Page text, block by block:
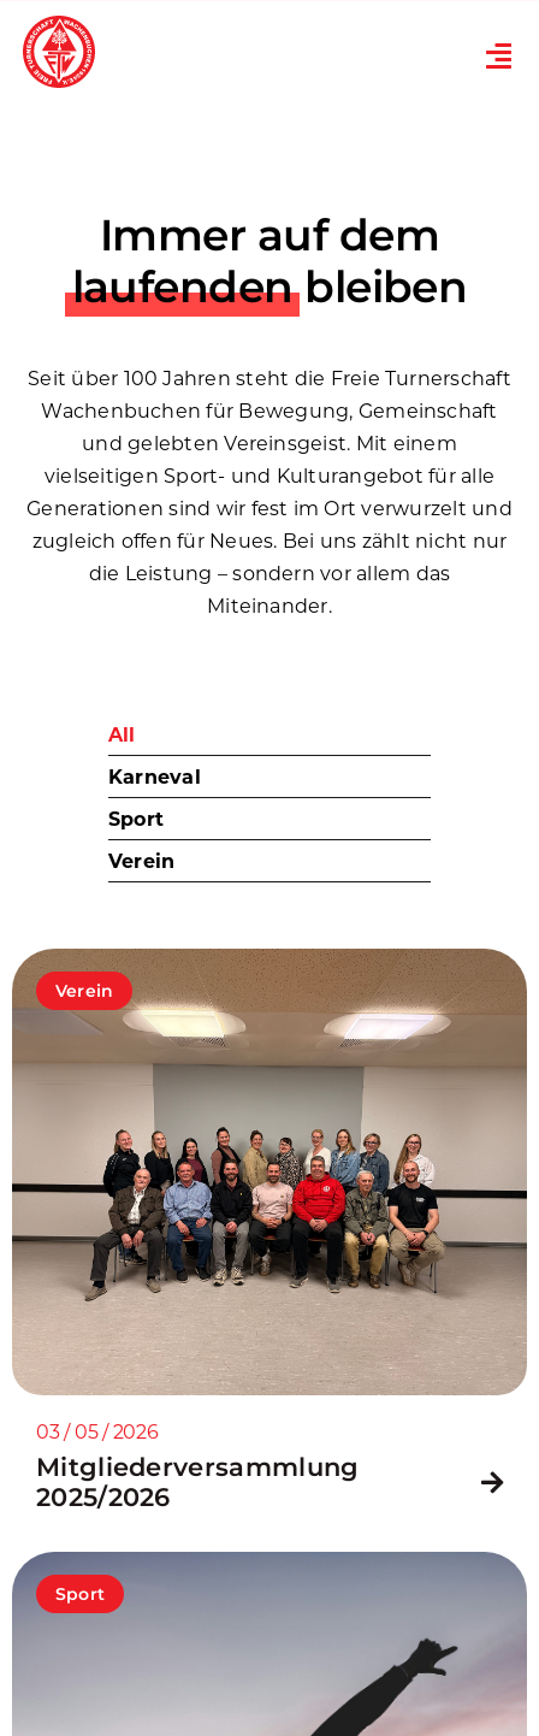
content
Karneval
Übungsplan
News
Immer auf dem
laufenden bleiben
Seit über 100 Jahren steht die Freie Turnerschaft
Wachenbuchen für Bewegung, Gemeinschaft
und gelebten Vereinsgeist. Mit einem
vielseitigen Sport- und Kulturangebot für alle
Generationen sind wir fest im Ort verwurzelt und
zugleich offen für Neues. Bei uns zählt nicht nur
die Leistung – sondern vor allem das
Miteinander.
All
Karneval
Sport
Verein
Verein
03 / 05 / 2026
Mitgliederversammlung
2025/2026
Sport